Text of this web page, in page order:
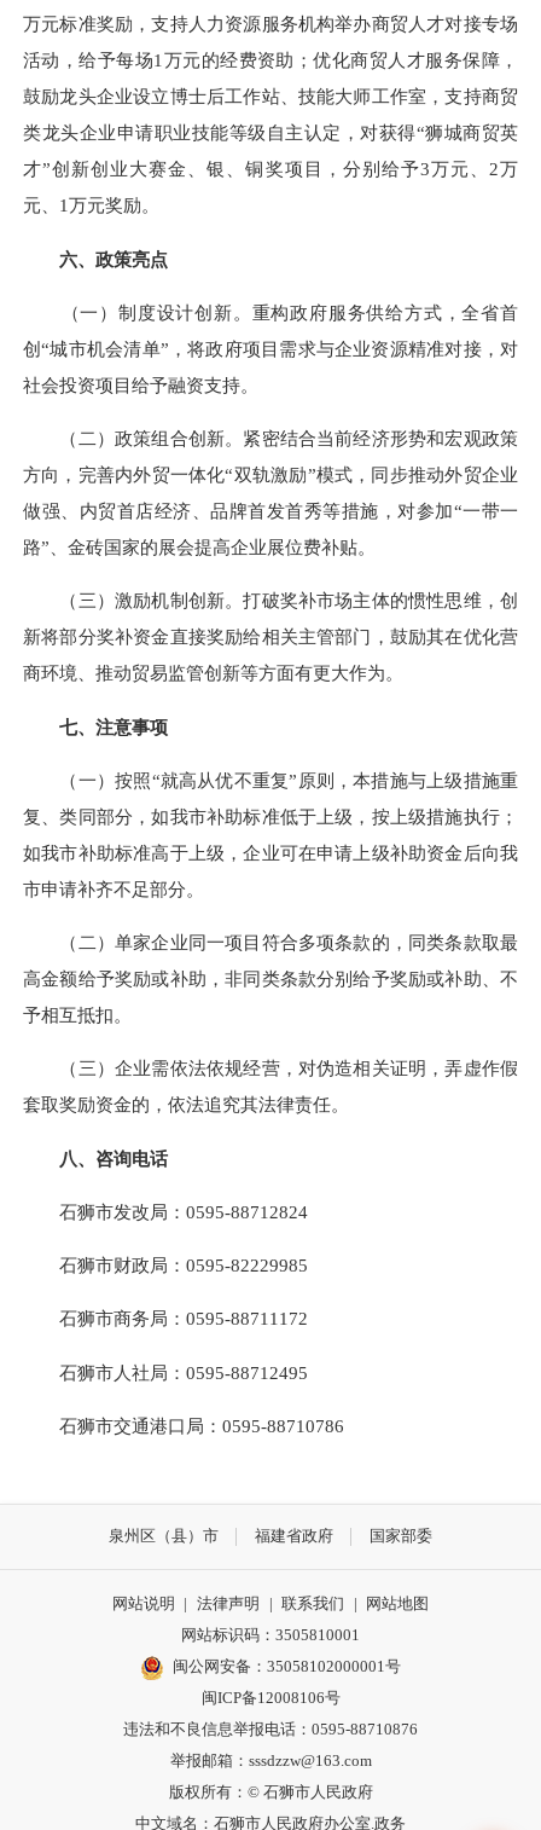
万元标准奖励，支持人力资源服务机构举办商贸人才对接专场
活动，给予每场1万元的经费资助；优化商贸人才服务保障，
鼓励龙头企业设立博士后工作站、技能大师工作室，支持商贸
类龙头企业申请职业技能等级自主认定，对获得“狮城商贸英
才”创新创业大赛金、银、铜奖项目，分别给予3万元、2万
元、1万元奖励。
六、政策亮点
（一）制度设计创新。重构政府服务供给方式，全省首
创“城市机会清单”，将政府项目需求与企业资源精准对接，对
社会投资项目给予融资支持。
（二）政策组合创新。紧密结合当前经济形势和宏观政策
方向，完善内外贸一体化“双轨激励”模式，同步推动外贸企业
做强、内贸首店经济、品牌首发首秀等措施，对参加“一带一
路”、金砖国家的展会提高企业展位费补贴。
（三）激励机制创新。打破奖补市场主体的惯性思维，创
新将部分奖补资金直接奖励给相关主管部门，鼓励其在优化营
商环境、推动贸易监管创新等方面有更大作为。
七、注意事项
（一）按照“就高从优不重复”原则，本措施与上级措施重
复、类同部分，如我市补助标准低于上级，按上级措施执行；
如我市补助标准高于上级，企业可在申请上级补助资金后向我
市申请补齐不足部分。
（二）单家企业同一项目符合多项条款的，同类条款取最
高金额给予奖励或补助，非同类条款分别给予奖励或补助、不
予相互抵扣。
（三）企业需依法依规经营，对伪造相关证明，弄虚作假
套取奖励资金的，依法追究其法律责任。
八、咨询电话
石狮市发改局：0595-88712824
石狮市财政局：0595-82229985
石狮市商务局：0595-88711172
石狮市人社局：0595-88712495
石狮市交通港口局：0595-88710786
泉州区（县）市 福建省政府 国家部委
网站说明 | 法律声明 | 联系我们 |
网站地图
网站标识码：3505810001
闽公网安备：35058102000001号
闽ICP备12008106号
违法和不良信息举报电话：0595-88710876
举报邮箱：sssdzzw@163.com
版权所有：© 石狮市人民政府
中文域名：石狮市人民政府办公室.政务